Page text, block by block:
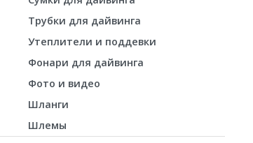
Трубки для дайвинга
Утеплители и поддевки
Фонари для дайвинга
Фото и видео
Шланги
Шлемы